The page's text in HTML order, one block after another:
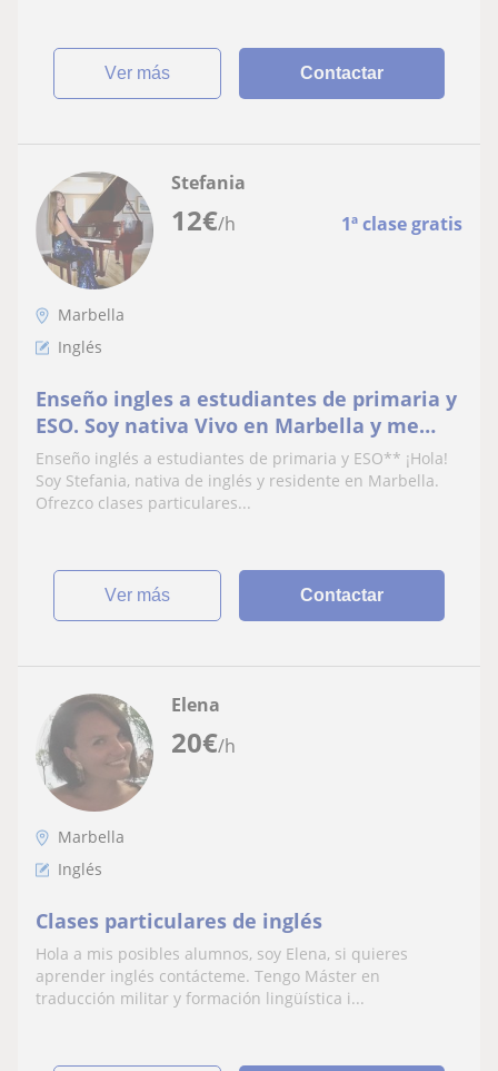
ver más Contactar
12€/h 1ª clase gratis
Stefania
Marbella
Inglés
Enseño ingles a estudiantes de primaria y
ESO. Soy nativa Vivo en Marbella y me
puedo desplazar hasta puerto banus y
Fuengirola
Enseño inglés a estudiantes de primaria y ESO** ¡Hola!
Soy Stefania, nativa de inglés y residente en Marbella.
Ofrezco clases particulares...
ver más Contactar
20€/h
Elena
Marbella
Inglés
Clases particulares de inglés
Hola a mis posibles alumnos, soy Elena, si quieres
aprender inglés contácteme. Tengo Máster en
traducción militar y formación lingüística i...